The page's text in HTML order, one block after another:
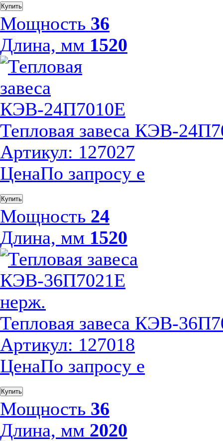
Купить
Мощность 36
Длина, мм 1520
Тепловая завеса КЭВ-
Артикул: 127027
ЦенаПо запросу е
Купить
Мощность 24
Длина, мм 1520
Тепловая завеса КЭВ-
Артикул: 127018
ЦенаПо запросу е
Купить
Мощность 36
Длина, мм 2020